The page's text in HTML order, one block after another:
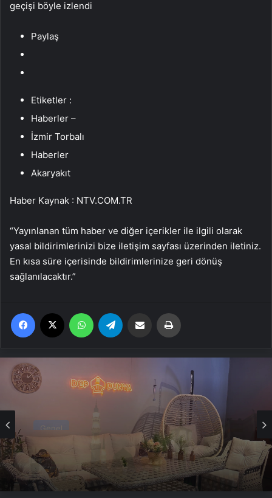
geçişi böyle izlendi
Paylaş
Etiketler :
Haberler –
İzmir Torbalı
Haberler
Akaryakıt
Haber Kaynak : NTV.COM.TR
“Yayınlanan tüm haber ve diğer içerikler ile ilgili olarak
yasal bildirimlerinizi bize iletişim sayfası üzerinden iletiniz.
En kısa süre içerisinde bildirimlerinize geri dönüş
sağlanılacaktır.”
Facebook WhatsApp Email'den paylaş
Genel
Bahçe Mobilyaları Nasıl Seçilir